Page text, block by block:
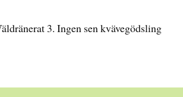
3. Ingen sen kvävegödsling